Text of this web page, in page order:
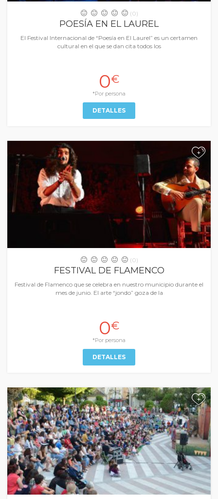
(0)
POESÍA EN EL LAUREL
El Festival Internacional de “Poesía en El Laurel” es un certamen
cultural en el que se dan cita todos los
0€
*Por persona
DETALLES
+
(0)
FESTIVAL DE FLAMENCO
Festival de Flamenco que se celebra en nuestro municipio durante el
mes de junio. El arte “jondo” goza de la
0€
*Por persona
DETALLES
+